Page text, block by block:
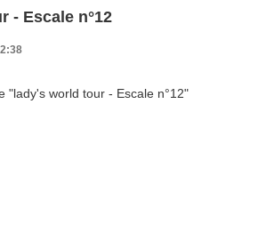
- Escale n°12